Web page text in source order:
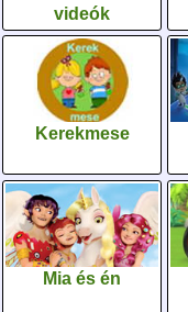
videók
Kerekmese
Mia és én